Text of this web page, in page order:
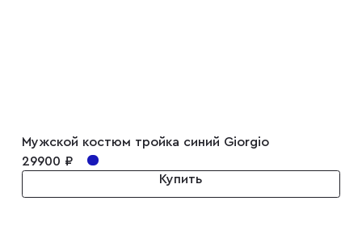
Мужской костюм тройка синий Giorgio
29900 ₽
Купить